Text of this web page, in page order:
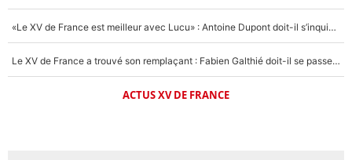
«Le XV de France est meilleur avec Lucu» : Antoine Dupont doit-il s’inquiéter pour sa place ?
Le XV de France a trouvé son remplaçant : Fabien Galthié doit-il se passer d'Antoine Dupont ?
ACTUS XV DE FRANCE